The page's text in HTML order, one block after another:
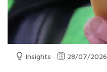
Insights 28/07/2026